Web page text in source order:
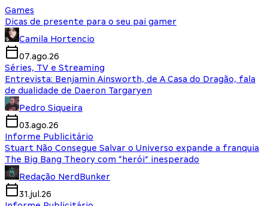
Games
Dicas de presente para o seu pai gamer
Camila Hortencio
07.ago.26
Séries, TV e Streaming
Entrevista: Benjamin Ainsworth, de A Casa do Dragão, fala
de dualidade de Daeron Targaryen
Pedro Siqueira
03.ago.26
Informe Publicitário
Stuart Não Consegue Salvar o Universo expande a franquia
The Big Bang Theory com “herói” inesperado
Redação NerdBunker
31.jul.26